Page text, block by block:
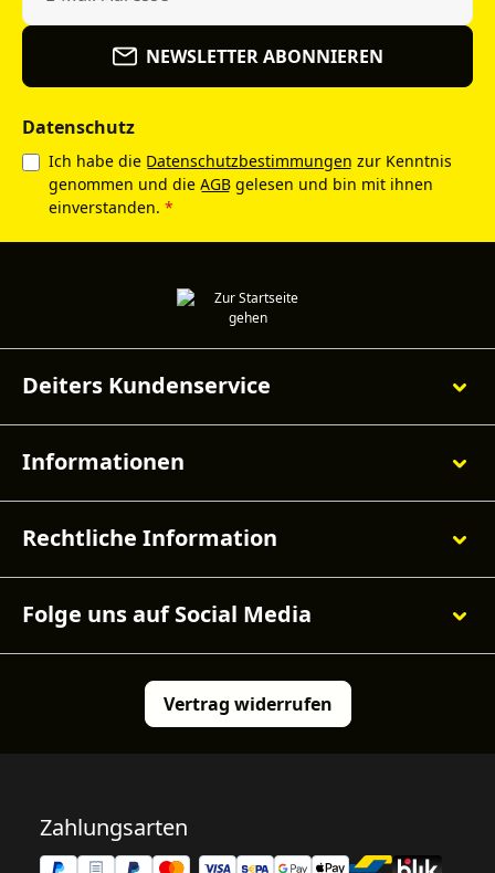
NEWSLETTER ABONNIEREN
Datenschutz
Ich habe die Datenschutzbestimmungen zur Kenntnis
genommen und die AGB gelesen und bin mit ihnen
einverstanden. *
Deiters Kundenservice
Informationen
Rechtliche Information
Folge uns auf Social Media
Vertrag widerrufen
Zahlungsarten